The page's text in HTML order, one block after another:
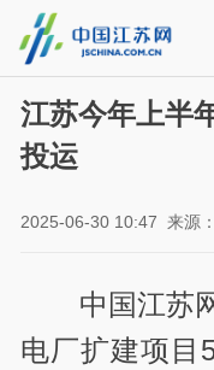
江苏今年上半
投运
2025-06-30 10:47 来源
中国江苏
电厂扩建项目